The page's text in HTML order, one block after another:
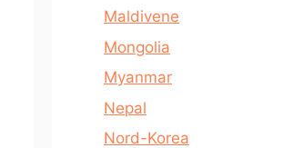
Maldivene
Mongolia
Myanmar
Nepal
Nord-Korea